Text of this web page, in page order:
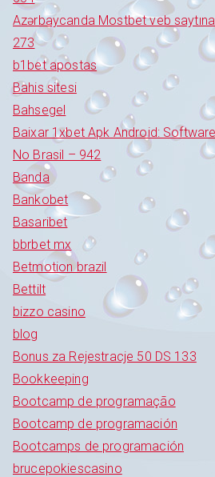
Azərbaycanda Mostbet veb
273
b1bet apostas
Bahis sitesi
Bahsegel
Baixar 1xbet Apk Android:
No Brasil – 942
Banda
Bankobet
Basaribet
bbrbet mx
Betmotion brazil
Bettilt
bizzo casino
blog
Bonus za Rejestracje 50 DS 133
Bookkeeping
Bootcamp de programação
Bootcamp de programación
Bootcamps de programación
brucepokiescasino